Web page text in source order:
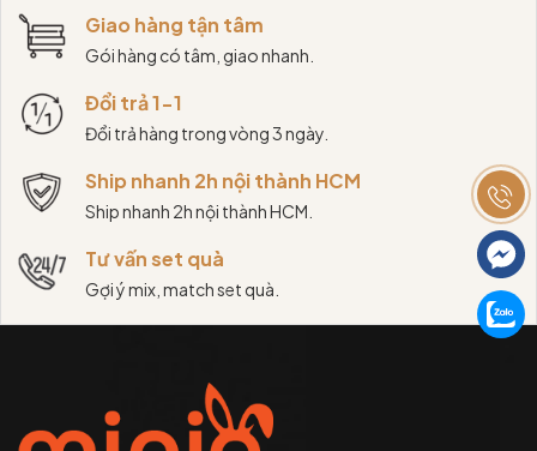
Giao hàng tận tâm
Gói hàng có tâm, giao nhanh.
Đổi trả 1-1
Đổi trả hàng trong vòng 3 ngày.
Ship nhanh 2h nội thành HCM
Ship nhanh 2h nội thành HCM.
Tư vấn set quà
Gợi ý mix, match set quà.